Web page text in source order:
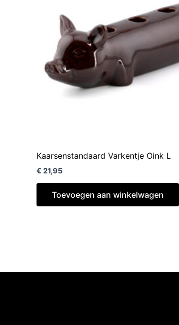
Kaarsenstandaard Varkentje Oink L
€ 21,95
Toevoegen aan winkelwagen